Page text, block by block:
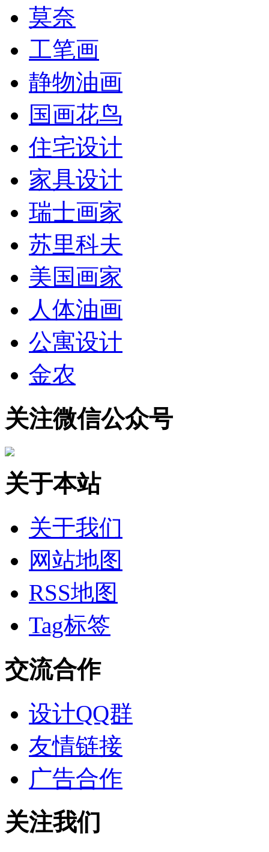
莫奈
工笔画
静物油画
国画花鸟
住宅设计
家具设计
瑞士画家
苏里科夫
美国画家
人体油画
公寓设计
金农
关注微信公众号
关于本站
关于我们
网站地图
RSS地图
Tag标签
交流合作
设计QQ群
友情链接
广告合作
关注我们